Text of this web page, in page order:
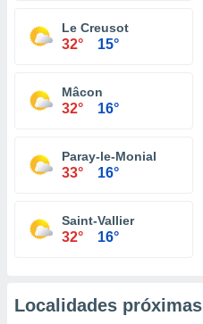
Le Creusot
32° 15°
Mâcon
32° 16°
Paray-le-Monial
33° 16°
Saint-Vallier
32° 16°
Localidades próximas